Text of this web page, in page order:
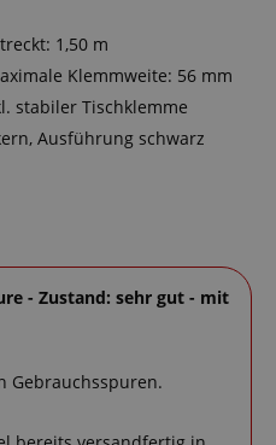
1,50 m
Klemmweite: 56 mm
stabiler Tischklemme
Ausführung schwarz
- Zustand: sehr gut - mit
Gebrauchsspuren.